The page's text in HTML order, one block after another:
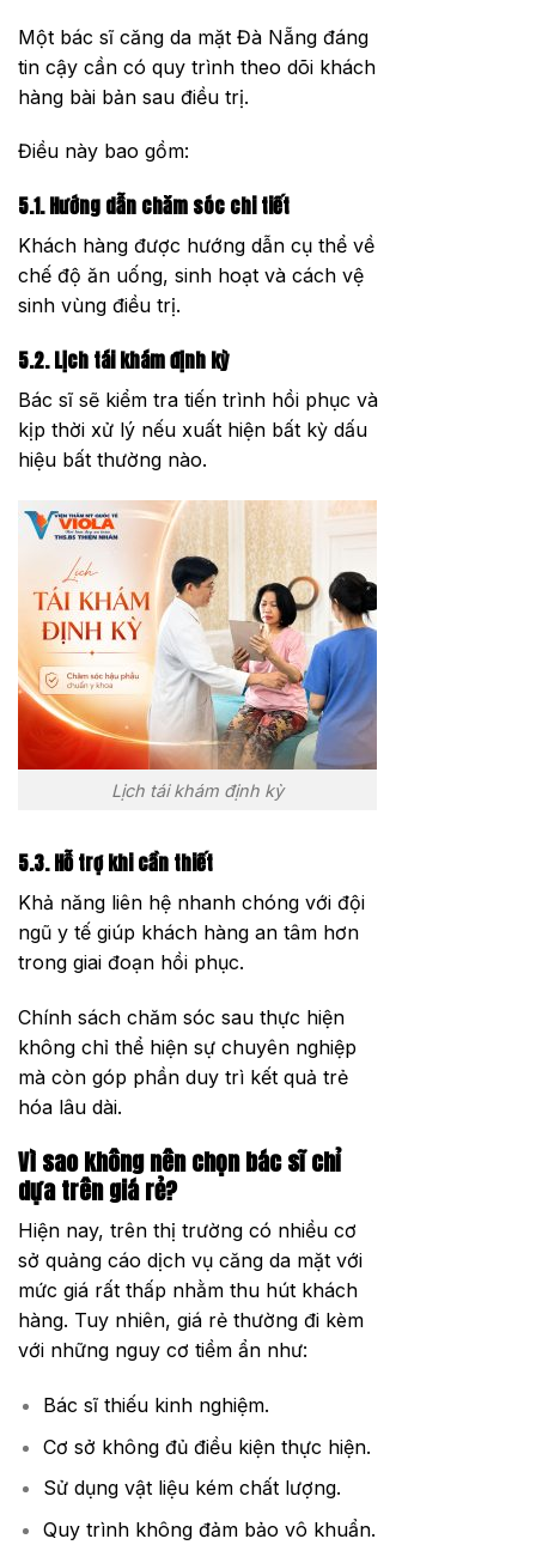
Một bác sĩ căng da mặt Đà Nẵng đáng
tin cậy cần có quy trình theo dõi khách
hàng bài bản sau điều trị.
Điều này bao gồm:
5.1. Hướng dẫn chăm sóc chi tiết
Khách hàng được hướng dẫn cụ thể về
chế độ ăn uống, sinh hoạt và cách vệ
sinh vùng điều trị.
5.2. Lịch tái khám định kỳ
Bác sĩ sẽ kiểm tra tiến trình hồi phục và
kịp thời xử lý nếu xuất hiện bất kỳ dấu
hiệu bất thường nào.
Lịch tái khám định kỳ
5.3. Hỗ trợ khi cần thiết
Khả năng liên hệ nhanh chóng với đội
ngũ y tế giúp khách hàng an tâm hơn
trong giai đoạn hồi phục.
Chính sách chăm sóc sau thực hiện
không chỉ thể hiện sự chuyên nghiệp
mà còn góp phần duy trì kết quả trẻ
hóa lâu dài.
Vì sao không nên chọn bác sĩ chỉ
dựa trên giá rẻ?
Hiện nay, trên thị trường có nhiều cơ
sở quảng cáo dịch vụ căng da mặt với
mức giá rất thấp nhằm thu hút khách
hàng. Tuy nhiên, giá rẻ thường đi kèm
với những nguy cơ tiềm ẩn như:
Bác sĩ thiếu kinh nghiệm.
Cơ sở không đủ điều kiện thực hiện.
Sử dụng vật liệu kém chất lượng.
Quy trình không đảm bảo vô khuẩn.